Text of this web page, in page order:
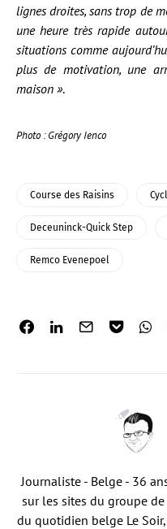
lignes droites, sans trop de
une heure très rapide
situations comme
plus de motivation, une
maison ».
Photo : Grégory Ienco
Course des Raisins
Deceuninck-Quick Step
Remco Evenepoel
Journaliste - Belge - 36
sur les sites du groupe
du quotidien belge Le